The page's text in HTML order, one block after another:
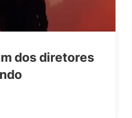
dos diretores